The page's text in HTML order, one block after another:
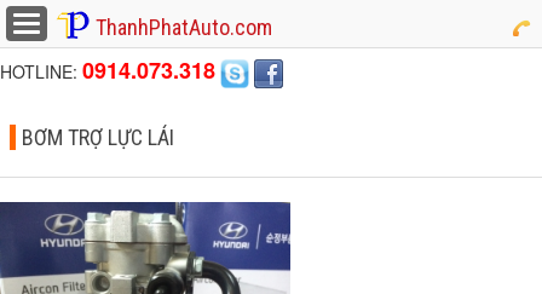
button ThanhPhatAuto.com
HOTLINE: 0914.073.318
BƠM TRỢ LỰC LÁI